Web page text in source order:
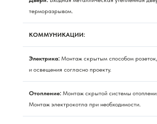
терморазрывом.
КОММУНИКАЦИИ:
Электрика: Монтаж скрытым способом
и освещения согласно проекту.
Отопление: Монтаж скрытой системы
Монтаж электрокотла при необходимости.